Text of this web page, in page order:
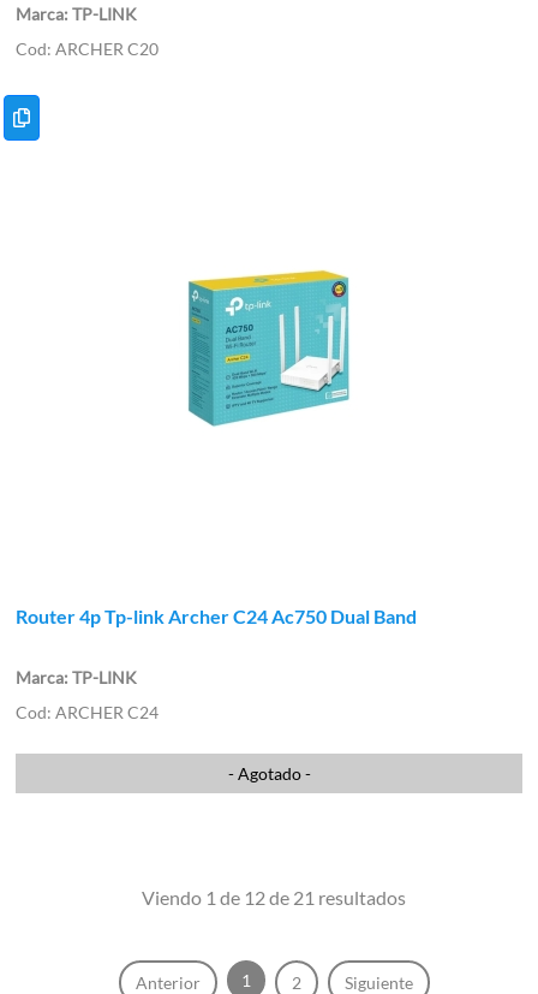
TP-LINK
ARCHER C20
Router 4p Tp-link Archer C24 Ac750 Dual Band
TP-LINK
ARCHER C24
- Agotado -
Viendo 1 de 12 de 21 resultados
Anterior 1 2 Siguiente